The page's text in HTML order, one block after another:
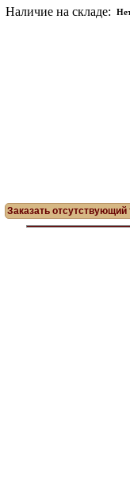
Наличие на складе:
Заказать отсутствующий